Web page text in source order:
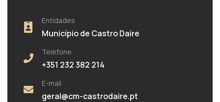
Entidades
Município de Castro Daire
Telefone
+351 232 382 214
E-mail
geral@cm-castrodaire.pt